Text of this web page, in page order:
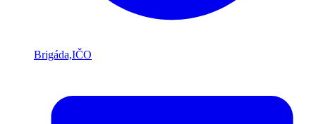
Brigáda,IČO